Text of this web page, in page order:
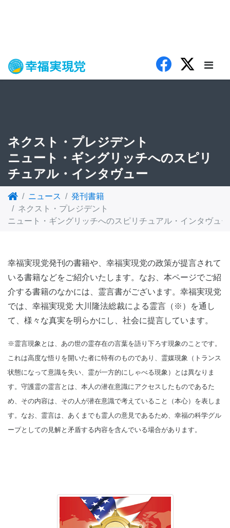
ネクスト・プレジデント
ニュート・ギングリッチへのスピリ
チュアル・インタヴュー
ニュース
発刊書籍
ネクスト・プレジデント
ニュート・ギングリッチへのスピリチュアル・インタヴュー
幸福実現党発刊の書籍や、幸福実現党の政策が提言されて
いる書籍などをご紹介いたします。なお、本ページでご紹
介する書籍のなかには、霊言書がございます。幸福実現党
では、幸福実現党 大川隆法総裁による霊言（※）を通し
て、様々な真実を明らかにし、社会に提言しています。
※霊言現象とは、あの世の霊存在の言葉を語り下ろす現象のことです。
これは高度な悟りを開いた者に特有のものであり、霊媒現象（トランス
状態になって意識を失い、霊が一方的にしゃべる現象）とは異なりま
す。守護霊の霊言とは、本人の潜在意識にアクセスしたものであるた
め、その内容は、その人が潜在意識で考えていること（本心）を表しま
す。なお、霊言は、あくまでも霊人の意見であるため、幸福の科学グル
ープとしての見解と矛盾する内容を含んでいる場合があります。